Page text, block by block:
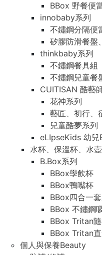
BBox 野餐便
innobaby系列
不鏽鋼分隔便
矽膠防滑餐盤
thinkbaby系列
不鏽鋼餐具組
不鏽鋼兒童餐
CUITISAN 酷藝
花神系列
藝匠、初行、
兒童酷夢系列
eLIpseKids 幼兒
水杯、保溫杯、水
B.Box系列
BBox學飲杯
BBox鴨嘴杯
BBox四合一
BBox 不鏽鋼
BBox Tritan
BBox Tritan
個人與保養Beauty